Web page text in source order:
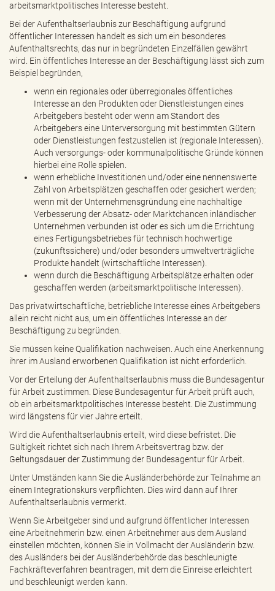
arbeitsmarktpolitisches Interesse besteht.
Bei der Aufenthaltserlaubnis zur Beschäftigung aufgrund
öffentlicher Interessen handelt es sich um ein besonderes
Aufenthaltsrechts, das nur in begründeten Einzelfällen gewährt
wird. Ein öffentliches Interesse an der Beschäftigung lässt sich zum
Beispiel begründen,
wenn ein regionales oder überregionales öffentliches
Interesse an den Produkten oder Dienstleistungen eines
Arbeitgebers besteht oder wenn am Standort des
Arbeitgebers eine Unterversorgung mit bestimmten Gütern
oder Dienstleistungen festzustellen ist (regionale Interessen).
Auch versorgungs- oder kommunalpolitische Gründe können
hierbei eine Rolle spielen.
wenn erhebliche Investitionen und/oder eine nennenswerte
Zahl von Arbeitsplätzen geschaffen oder gesichert werden;
wenn mit der Unternehmensgründung eine nachhaltige
Verbesserung der Absatz- oder Marktchancen inländischer
Unternehmen verbunden ist oder es sich um die Errichtung
eines Fertigungsbetriebes für technisch hochwertige
(zukunftssichere) und/oder besonders umweltverträgliche
Produkte handelt (wirtschaftliche Interessen).
wenn durch die Beschäftigung Arbeitsplätze erhalten oder
geschaffen werden (arbeitsmarktpolitische Interessen).
Das privatwirtschaftliche, betriebliche Interesse eines Arbeitgebers
allein reicht nicht aus, um ein öffentliches Interesse an der
Beschäftigung zu begründen.
Sie müssen keine Qualifikation nachweisen. Auch eine Anerkennung
ihrer im Ausland erworbenen Qualifikation ist nicht erforderlich.
Vor der Erteilung der Aufenthaltserlaubnis muss die Bundesagentur
für Arbeit zustimmen. Diese Bundesagentur für Arbeit prüft auch,
ob ein arbeitsmarktpolitisches Interesse besteht. Die Zustimmung
wird längstens für vier Jahre erteilt.
Wird die Aufenthaltserlaubnis erteilt, wird diese befristet. Die
Gültigkeit richtet sich nach Ihrem Arbeitsvertrag bzw. der
Geltungsdauer der Zustimmung der Bundesagentur für Arbeit.
Unter Umständen kann Sie die Ausländerbehörde zur Teilnahme an
einem Integrationskurs verpflichten. Dies wird dann auf Ihrer
Aufenthaltserlaubnis vermerkt.
Wenn Sie Arbeitgeber sind und aufgrund öffentlicher Interessen
eine Arbeitnehmerin bzw. einen Arbeitnehmer aus dem Ausland
einstellen möchten, können Sie in Vollmacht der Ausländerin bzw.
des Ausländers bei der Ausländerbehörde das beschleunigte
Fachkräfteverfahren beantragen, mit dem die Einreise erleichtert
und beschleunigt werden kann.